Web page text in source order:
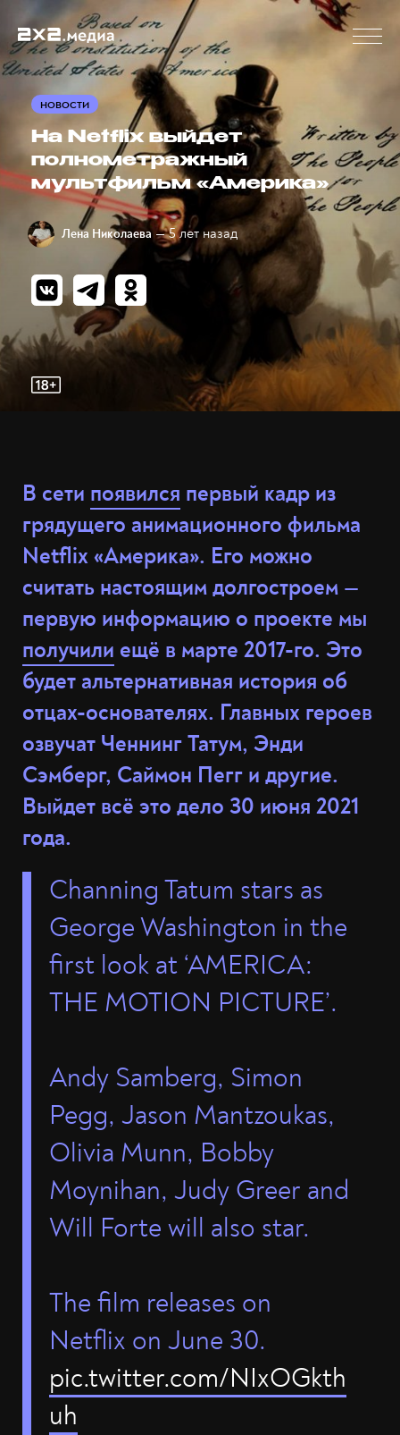
НОВОСТИ
На Netflix выйдет
полнометражный
мультфильм «Америка»
Лена Николаева — 5 лет назад
В сети появился первый кадр из
грядущего анимационного фильма
Netflix «Америка». Его можно
считать настоящим долгостроем —
первую информацию о проекте мы
получили ещё в марте 2017-го. Это
будет альтернативная история об
отцах-основателях. Главных героев
озвучат Ченнинг Татум, Энди
Сэмберг, Саймон Пегг и другие.
Выйдет всё это дело 30 июня 2021
года.
Channing Tatum stars as
George Washington in the
first look at ‘AMERICA:
THE MOTION PICTURE’.
Andy Samberg, Simon
Pegg, Jason Mantzoukas,
Olivia Munn, Bobby
Moynihan, Judy Greer and
Will Forte will also star.
The film releases on
Netflix on June 30.
pic.twitter.com/NIxOGkth
uh